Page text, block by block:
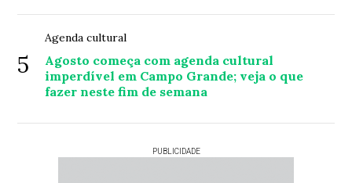
5
Agenda cultural
Agosto começa com agenda cultural
imperdível em Campo Grande; veja o que
fazer neste fim de semana
PUBLICIDADE